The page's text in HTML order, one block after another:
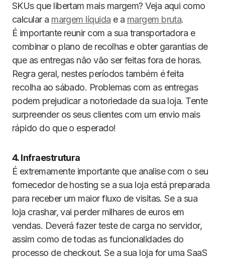
SKUs que libertam mais margem? Veja aqui como
calcular a margem líquida e a margem bruta.
É importante reunir com a sua transportadora e
combinar o plano de recolhas e obter garantias de
que as entregas não vão ser feitas fora de horas.
Regra geral, nestes períodos também é feita
recolha ao sábado. Problemas com as entregas
podem prejudicar a notoriedade da sua loja. Tente
surpreender os seus clientes com um envio mais
rápido do que o esperado!
4. Infraestrutura
É extremamente importante que analise com o seu
fornecedor de hosting se a sua loja está preparada
para receber um maior fluxo de visitas. Se a sua
loja crashar, vai perder milhares de euros em
vendas. Deverá fazer teste de carga no servidor,
assim como de todas as funcionalidades do
processo de checkout. Se a sua loja for uma SaaS